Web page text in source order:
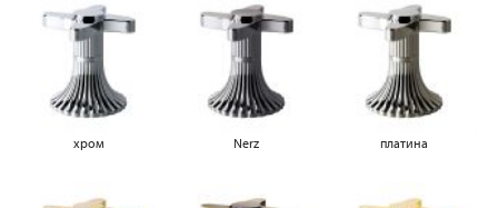
хром Nerz платина